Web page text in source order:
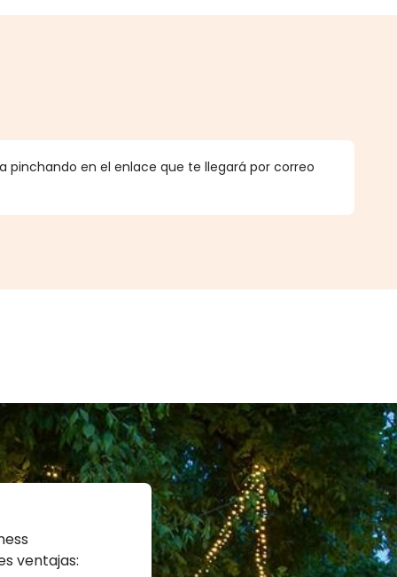
pinchando en el enlace que te llegará por correo
ventajas: